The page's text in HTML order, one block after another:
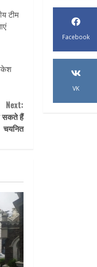
टीम
Next:
सकते हैं
चयनित
Facebook
VK